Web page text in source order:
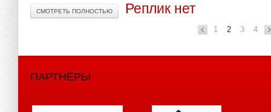
СМОТРЕТЬ ПОЛНОСТЬЮ Реплик нет
«
1 2 3 4
ПАРТНЁРЫ